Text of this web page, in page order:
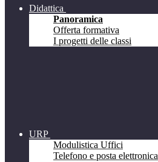
Didattica
Panoramica
Offerta formativa
I progetti delle classi
URP
Modulistica Uffici
Telefono e posta elettronica